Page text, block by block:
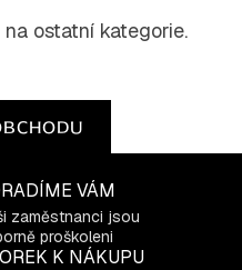
ostatní kategorie.
VÁM
zaměstnanci jsou
proškoleni
K NÁKUPU